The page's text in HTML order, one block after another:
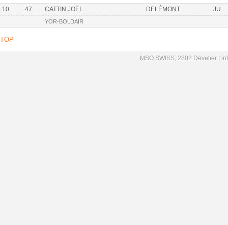
10 47 CATTIN JOËL DELÉMONT JU
YOR-BOLDAIR
TOP
MSO.SWISS, 2802 Develier |